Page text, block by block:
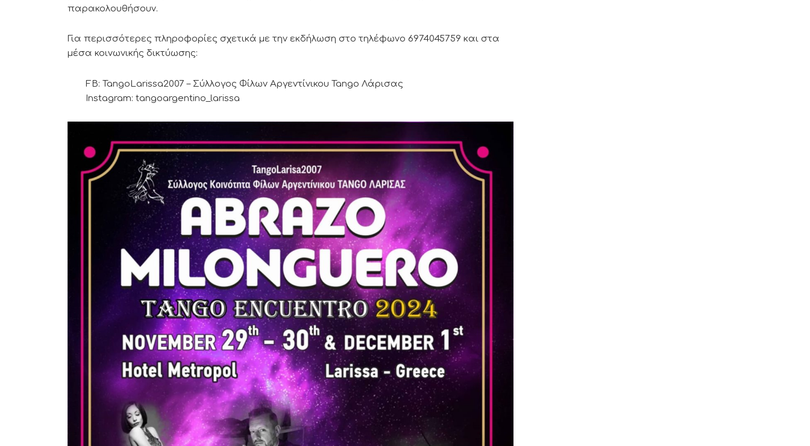
παρακολουθήσουν.
Για περισσότερες πληροφορίες σχετικά με την εκδήλωση στο τηλέφωνο 6974045759 και στα
μέσα κοινωνικής δικτύωσης:
FB: TangoLarissa2007 – Σύλλογος Φίλων Αργεντίνικου Tango Λάρισας
Instagram: tangoargentino_larissa